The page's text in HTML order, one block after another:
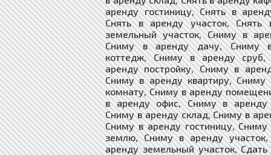
аренду гостиницу, Снять в
Снять в аренду участок, Снять
земельный участок, Сниму в
Сниму в аренду дачу, Сниму
коттедж, Сниму в аренду
аренду постройку, Сниму в
Сниму в аренду квартиру, Сниму
комнату, Сниму в аренду
в аренду офис, Сниму в аренду
Сниму в аренду склад, Сниму в
Сниму в аренду гостиницу,
землю, Сниму в аренду
аренду земельный участок,